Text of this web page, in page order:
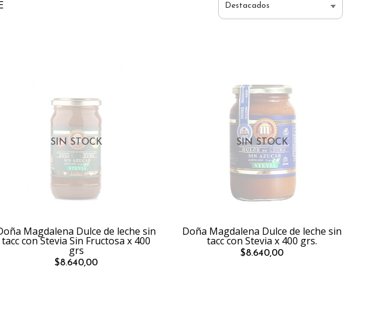
SIN STOCK
Magdalena Dulce de leche sin
tacc con Stevia Sin Fructosa x 400
grs
$8.640,00
SIN STOCK
Doña Magdalena Dulce de leche sin
tacc con Stevia x 400 grs.
$8.640,00